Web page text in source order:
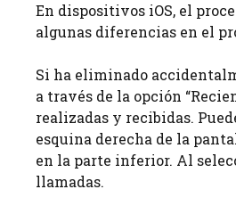
En dispositivos iOS, el
algunas diferencias en el
Si ha eliminado
a través de la opción
realizadas y recibidas.
esquina derecha de la
en la parte inferior. Al
llamadas.